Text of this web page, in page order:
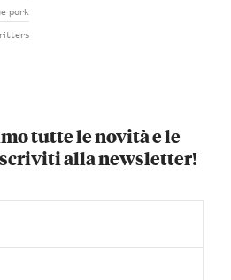
pork
tutte le novità e le
alla newsletter!